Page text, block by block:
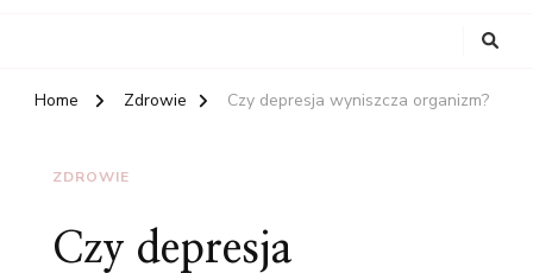
Home Zdrowie Czy depresja wyniszcza organizm?
ZDROWIE
Czy depresja